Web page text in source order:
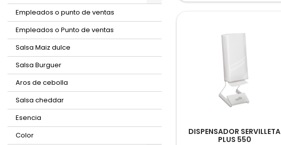
Empleados o punto de ventas
Empleados o Punto de ventas
Salsa Maiz dulce
Salsa Burguer
Aros de cebolla
Salsa cheddar
Esencia
Color
DISPENSADOR SERVILLETA
PLUS 550